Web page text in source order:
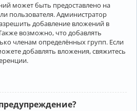
может быть предоставлено на
пользователя. Администратор
добавление вложений в
возможно, что добавлять
членам определённых групп. Если
добавлять вложения, свяжитесь